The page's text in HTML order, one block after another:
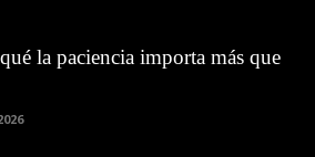
la paciencia importa más que